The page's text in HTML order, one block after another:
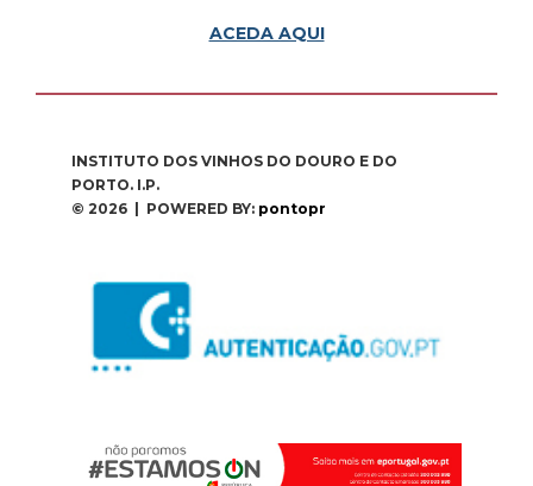
ACEDA AQUI
INSTITUTO DOS VINHOS DO DOURO E DO
PORTO. I.P.
© 2026 | POWERED BY: pontopr